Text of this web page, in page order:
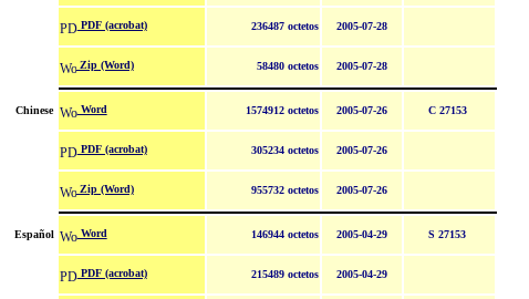
PDF (acrobat) 236487 octetos 2005-07-28
Zip (Word) 58480 octetos 2005-07-28
Chinese Word 1574912 octetos 2005-07-26 C 27153
PDF (acrobat) 305234 octetos 2005-07-26
Zip (Word) 955732 octetos 2005-07-26
Español Word 146944 octetos 2005-04-29 S 27153
PDF (acrobat) 215489 octetos 2005-04-29